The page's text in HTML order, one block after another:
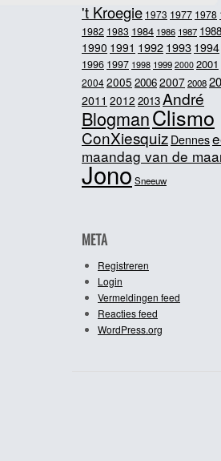
't Kroegie 1973 1977 1978
1982 1983 1984 1986 1987 1988
1990 1991 19921993 1994
1996 1997 1998 1999 2000 2001
20042005 200620072008
2011 2012 2013André
BlogmanClismo
ConXiesquiz Dennes
maandag van de
JonoSneeuw
META
Registreren
Login
Vermeldingen feed
Reacties feed
WordPress.org